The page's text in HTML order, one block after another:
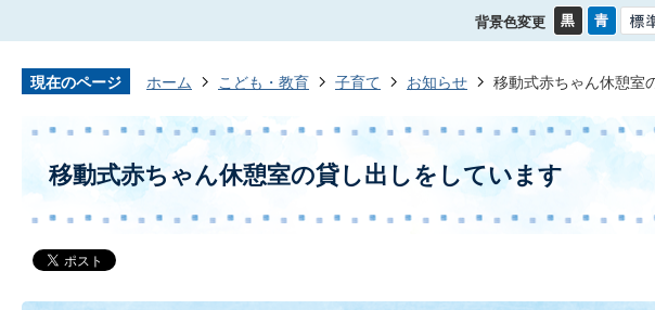
背景色変更
現在のページ ホーム こども・教育 子育て お知らせ 移動式赤ちゃん休憩室
移動式赤ちゃん休憩室の貸し出しをしています